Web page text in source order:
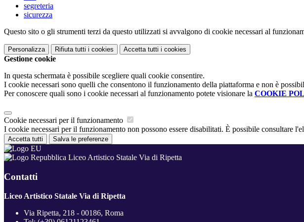
segreteria
sicurezza
Questo sito o gli strumenti terzi da questo utilizzati si avvalgono di cookie necessari al
Personalizza Rifiuta tutti i cookies Accetta tutti i cookies
Gestione cookie
In questa schermata è possibile scegliere quali cookie consentire.
I cookie necessari sono quelli che consentono il funzionamento della piattaforma e non è
Per conoscere quali sono i cookie necessari al funzionamento potete visionare la COOKIE
Cookie necessari per il funzionamento
I cookie necessari per il funzionamento non possono essere disabilitati. È possibile consultare
Accetta tutti Salva le preferenze
Liceo Artistico Statale Via di Ripetta
Contatti
Liceo Artistico Statale Via di Ripetta
Via Ripetta, 218 - 00186, Roma